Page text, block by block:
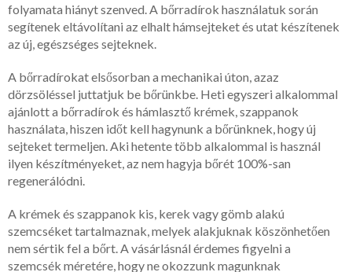
folyamata hiányt szenved. A bőrradírok használatuk során
segítenek eltávolítani az elhalt hámsejteket és utat készítenek
az új, egészséges sejteknek.
A bőrradírokat elsősorban a mechanikai úton, azaz
dörzsöléssel juttatjuk be bőrünkbe. Heti egyszeri alkalommal
ajánlott a bőrradírok és hámlasztő krémek, szappanok
használata, hiszen időt kell hagynunk a bőrünknek, hogy új
sejteket termeljen. Aki hetente több alkalommal is használ
ilyen készítményeket, az nem hagyja bőrét 100%-san
regenerálódni.
A krémek és szappanok kis, kerek vagy gömb alakú
szemcséket tartalmaznak, melyek alakjuknak köszönhetően
nem sértik fel a bőrt. A vásárlásnál érdemes figyelni a
szemcsék méretére, hogy ne okozzunk magunknak